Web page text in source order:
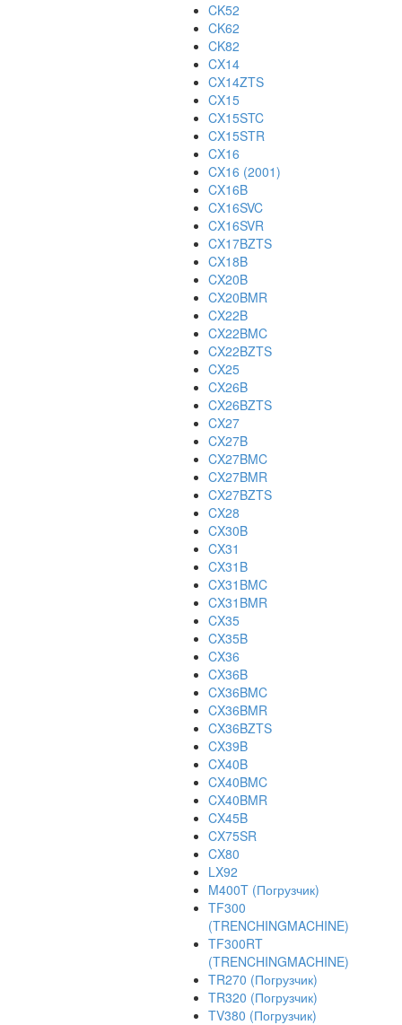
CK52
CK62
CK82
CX14
CX14ZTS
CX15
CX15STC
CX15STR
CX16
CX16 (2001)
CX16B
CX16SVC
CX16SVR
CX17BZTS
CX18B
CX20B
CX20BMR
CX22B
CX22BMC
CX22BZTS
CX25
CX26B
CX26BZTS
CX27
CX27B
CX27BMC
CX27BMR
CX27BZTS
CX28
CX30B
CX31
CX31B
CX31BMC
CX31BMR
CX35
CX35B
CX36
CX36B
CX36BMC
CX36BMR
CX36BZTS
CX39B
CX40B
CX40BMC
CX40BMR
CX45B
CX75SR
CX80
LX92
M400T (Погрузчик)
TF300
(TRENCHINGMACHINE)
TF300RT
(TRENCHINGMACHINE)
TR270 (Погрузчик)
TR320 (Погрузчик)
TV380 (Погрузчик)